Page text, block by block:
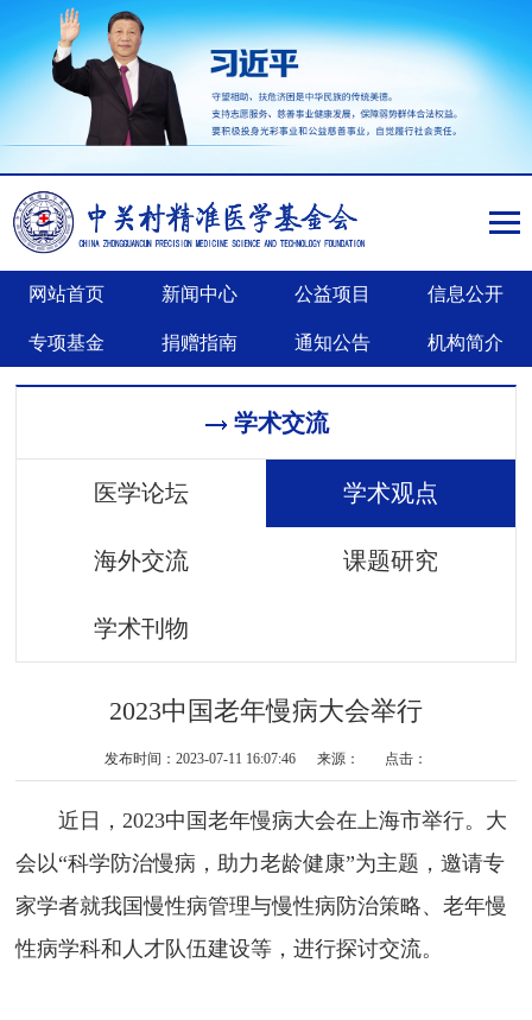
网站首页 新闻中心 公益项目 信息公开
专项基金 捐赠指南 通知公告 机构简介
学术交流
医学论坛 学术观点
海外交流 课题研究
学术刊物
2023中国老年慢病大会举行
发布时间：2023-07-11 16:07:46 来源： 点击：
近日，2023中国老年慢病大会在上海市举行。大
会以“科学防治慢病，助力老龄健康”为主题，邀请专
家学者就我国慢性病管理与慢性病防治策略、老年慢
性病学科和人才队伍建设等，进行探讨交流。